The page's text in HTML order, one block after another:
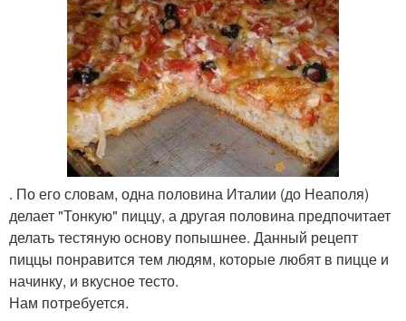
. По его словам, одна половина Италии (до Неаполя)
делает "Тонкую" пиццу, а другая половина предпочитает
делать тестяную основу попышнее. Данный рецепт
пиццы понравится тем людям, которые любят в пицце и
начинку, и вкусное тесто.
Нам потребуется.